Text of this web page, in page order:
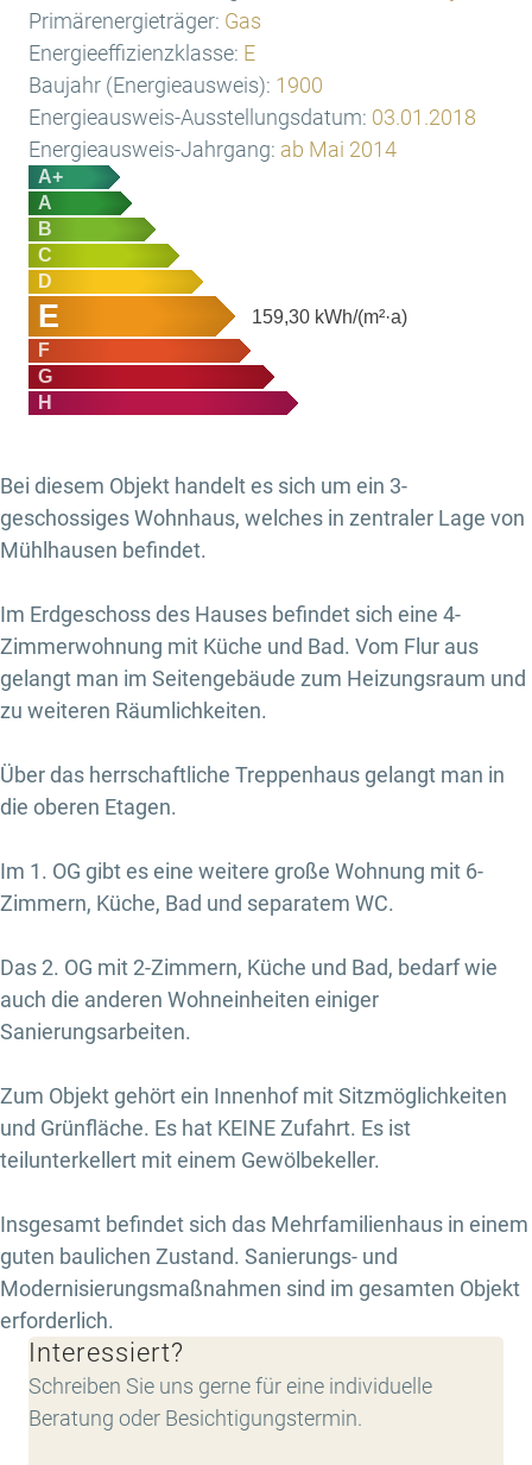
Primärenergieträger: Gas
Energieeffizienzklasse: E
Baujahr (Energieausweis): 1900
Energieausweis-Ausstellungsdatum: 03.01.2018
Energieausweis-Jahrgang: ab Mai 2014
A+
A
B
C
D
E 159,30 kWh/(m²·a)
F
G
H
Bei diesem Objekt handelt es sich um ein 3-
geschossiges Wohnhaus, welches in zentraler Lage von
Mühlhausen befindet.
Im Erdgeschoss des Hauses befindet sich eine 4-
Zimmerwohnung mit Küche und Bad. Vom Flur aus
gelangt man im Seitengebäude zum Heizungsraum und
zu weiteren Räumlichkeiten.
Über das herrschaftliche Treppenhaus gelangt man in
die oberen Etagen.
Im 1. OG gibt es eine weitere große Wohnung mit 6-
Zimmern, Küche, Bad und separatem WC.
Das 2. OG mit 2-Zimmern, Küche und Bad, bedarf wie
auch die anderen Wohneinheiten einiger
Sanierungsarbeiten.
Zum Objekt gehört ein Innenhof mit Sitzmöglichkeiten
und Grünfläche. Es hat KEINE Zufahrt. Es ist
teilunterkellert mit einem Gewölbekeller.
Insgesamt befindet sich das Mehrfamilienhaus in einem
guten baulichen Zustand. Sanierungs- und
Modernisierungsmaßnahmen sind im gesamten Objekt
erforderlich.
Interessiert?
Schreiben Sie uns gerne für eine individuelle
Beratung oder Besichtigungstermin.